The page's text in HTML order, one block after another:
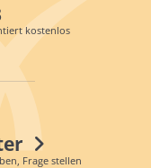
kostenlos
Frage stellen